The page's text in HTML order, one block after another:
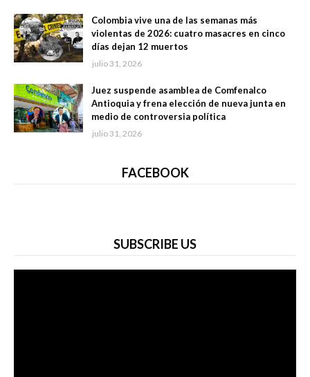
Colombia vive una de las semanas más
violentas de 2026: cuatro masacres en cinco
días dejan 12 muertos
julio 31, 2026
Juez suspende asamblea de Comfenalco
Antioquia y frena elección de nueva junta en
medio de controversia política
julio 31, 2026
FACEBOOK
SUBSCRIBE US